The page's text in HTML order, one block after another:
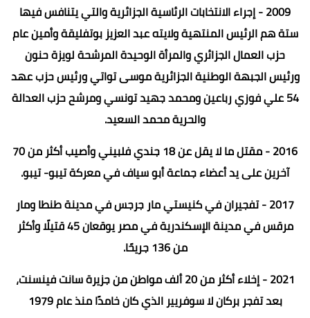
2009 - إجراء الانتخابات الرئاسية الجزائرية والتي يتنافس فيها
ستة هم الرئيس المنتهية ولايته عبد العزيز بوتفليقة وأمين عام
حزب العمال الجزائري والمرأة الوحيدة المرشحة لويزة حنون
ورئيس الجبهة الوطنية الجزائرية موسى تواتي ورئيس حزب عهد
54 علي فوزي رباعين ومحمد جهيد تونسي ومرشح حزب العدالة
والحرية محمد السعيد.
2016 - مقتل ما لا يقل عن 18 جندي فلبيني وأصيب أكثر من 70
آخرين على يد أعضاء جماعة أبو سياف في معركة تيبو- تيبو.
2017 - تفجيران في كنيستي مار جرجس في مدينة طنطا ومار
مرقس في مدينة الإسكندرية في مصر يوقعان 45 قتيلًا وأكثر
من 136 جريحًا.
2021 - إخلاء أكثر من 20 ألف مواطن من جزيرة سانت فينسنت،
بعد تفجر بركان لا سوفريير الذي كان خامدًا منذ عام 1979